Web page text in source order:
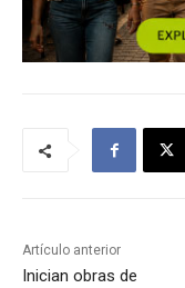
Artículo anterior
Inician obras de